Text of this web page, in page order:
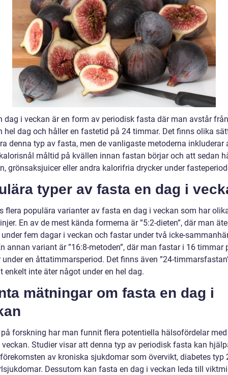
dag i veckan är en form av periodisk fasta där man avstår
hel dag och håller en fastetid på 24 timmar. Det finns olika
denna typ av fasta, men de vanligaste metoderna inkluderar
måltid på kvällen innan fastan börjar och att sedan
grönsaksjuicer eller andra kalorifria drycker under
typer av fasta en dag i
flera populära varianter av fasta en dag i veckan som har
En av de mest kända formerna är ”5:2-dieten”, där man
fem dagar i veckan och fastar under två icke-
annan variant är ”16:8-metoden”, där man fastar i 16 timmar
under en åttatimmarsperiod. Det finns även ”24-
enkelt inte äter något under en hel dag.
mätningar om fasta en dag i
forskning har man funnit flera potentiella hälsofördelar
veckan. Studier visar att denna typ av periodisk fasta kan
av kroniska sjukdomar som övervikt, diabetes typ
Dessutom kan fasta en dag i veckan leda till